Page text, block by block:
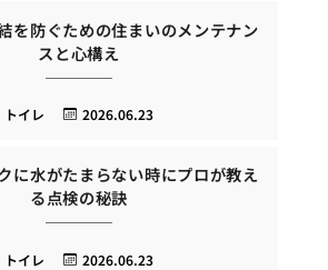
を防ぐための住まいのメンテナン
スと心構え
2026.06.23
トイレ
に水がたまらない時にプロが教え
る点検の秘訣
2026.06.23
トイレ